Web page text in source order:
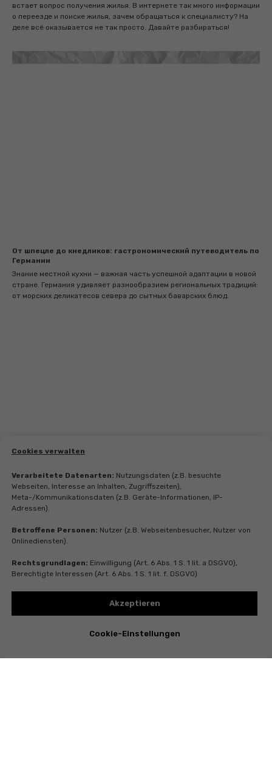
встает вопрос получения жилья. В интернете так много информации
о переезде и поиске жилья, зачем обращаться к специалисту? На
деле всё оказывается не так просто. Давайте разбираться!
От шпецле до кнедликов: гастрономический путеводитель по
Германии
Знание местной кухни — важная часть успешной адаптации в новой
стране. Германия удивляет разнообразием региональных традиций:
от морских деликатесов севера до сытных баварских блюд.
Cookies verwalten
Verarbeitete Datenarten: Nutzungsdaten (z.B. besuchte
Webseiten, Interesse an Inhalten, Zugriffszeiten),
Meta-/Kommunikationsdaten (z.B. Geräte-Informationen, IP-
Adressen).
Betroffene Personen: Nutzer (z.B. Webseitenbesucher, Nutzer von
Onlinediensten).
Rechtsgrundlagen: Einwilligung (Art. 6 Abs. 1 S. 1 lit. a DSGVO),
Berechtigte Interessen (Art. 6 Abs. 1 S. 1 lit. f. DSGVO)
Akzeptieren
Cookie-Einstellungen